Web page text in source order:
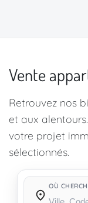
Vente
Retrouvez nos
et aux
votre projet
sélectionnés.
OÙ